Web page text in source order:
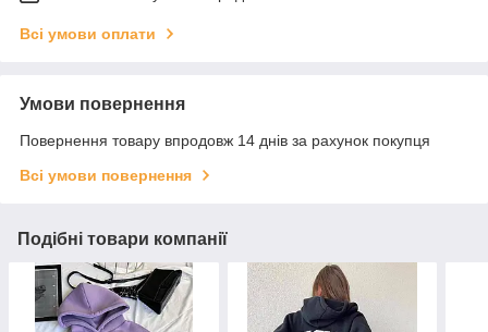
Всі умови оплати
Умови повернення
Повернення товару впродовж 14 днів за рахунок покупця
Всі умови повернення
Подібні товари компанії